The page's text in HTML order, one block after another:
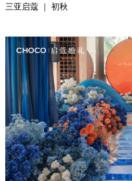
三亚启蔻 ｜ 初秋